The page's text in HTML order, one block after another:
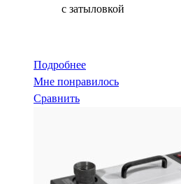
с затыловкой
Подробнее
Мне понравилось
Сравнить